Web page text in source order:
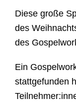
Diese große
des
des
Ein
stattgefunden